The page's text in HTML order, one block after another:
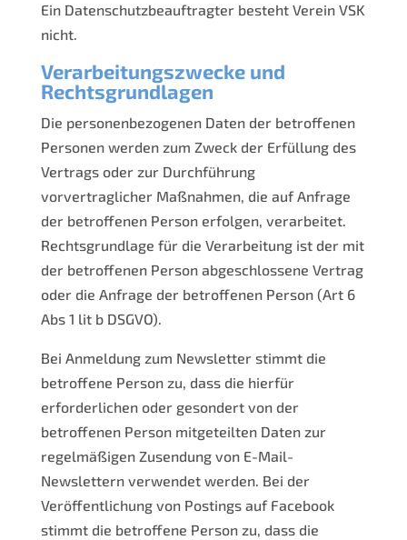
Ein Datenschutzbeauftragter besteht Verein VSK
nicht.
Verarbeitungszwecke und
Rechtsgrundlagen
Die personenbezogenen Daten der betroffenen
Personen werden zum Zweck der Erfüllung des
Vertrags oder zur Durchführung
vorvertraglicher Maßnahmen, die auf Anfrage
der betroffenen Person erfolgen, verarbeitet.
Rechtsgrundlage für die Verarbeitung ist der mit
der betroffenen Person abgeschlossene Vertrag
oder die Anfrage der betroffenen Person (Art 6
Abs 1 lit b DSGVO).
Bei Anmeldung zum Newsletter stimmt die
betroffene Person zu, dass die hierfür
erforderlichen oder gesondert von der
betroffenen Person mitgeteilten Daten zur
regelmäßigen Zusendung von E-Mail-
Newslettern verwendet werden. Bei der
Veröffentlichung von Postings auf Facebook
stimmt die betroffene Person zu, dass die